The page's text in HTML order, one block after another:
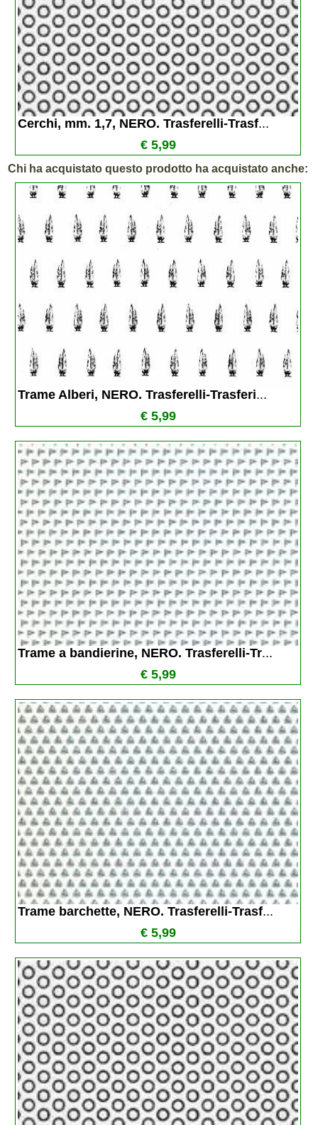
Cerchi, mm. 1,7, NERO. Trasferelli-Trasf...
€ 5,99
Chi ha acquistato questo prodotto ha acquistato anche:
Trame Alberi, NERO. Trasferelli-Trasferi...
€ 5,99
Trame a bandierine, NERO. Trasferelli-Tr...
€ 5,99
Trame barchette, NERO. Trasferelli-Trasf...
€ 5,99